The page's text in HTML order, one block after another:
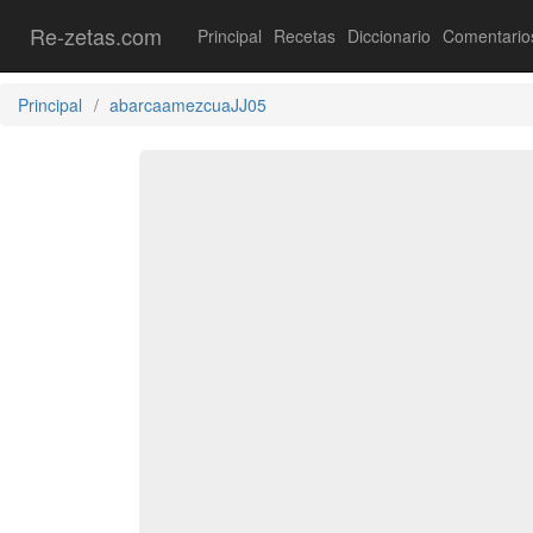
Re-zetas.com Principal Recetas Diccionario
Principal abarcaamezcuaJJ05